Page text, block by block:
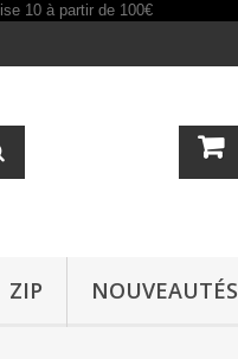
ZIP NOUVEAUTÉS